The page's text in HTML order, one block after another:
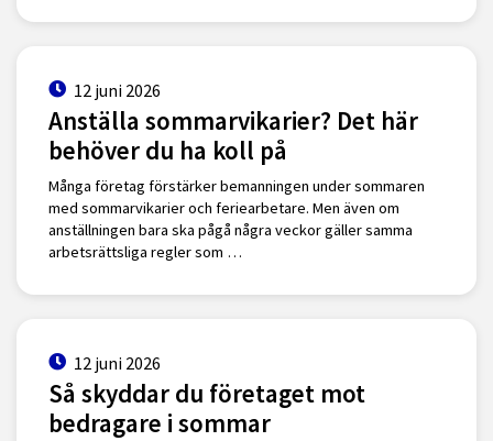
12 juni 2026
Anställa sommarvikarier? Det här
behöver du ha koll på
Många företag förstärker bemanningen under sommaren
med sommarvikarier och feriearbetare. Men även om
anställningen bara ska pågå några veckor gäller samma
arbetsrättsliga regler som …
12 juni 2026
Så skyddar du företaget mot
bedragare i sommar